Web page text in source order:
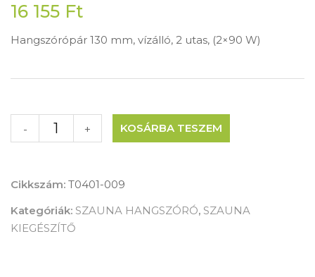
16 155 Ft
Hangszórópár 130 mm, vízálló, 2 utas, (2×90 W)
+
- KOSÁRBA TESZEM
Cikkszám: T0401-009
Kategóriák: SZAUNA HANGSZÓRÓ, SZAUNA
KIEGÉSZÍTŐ